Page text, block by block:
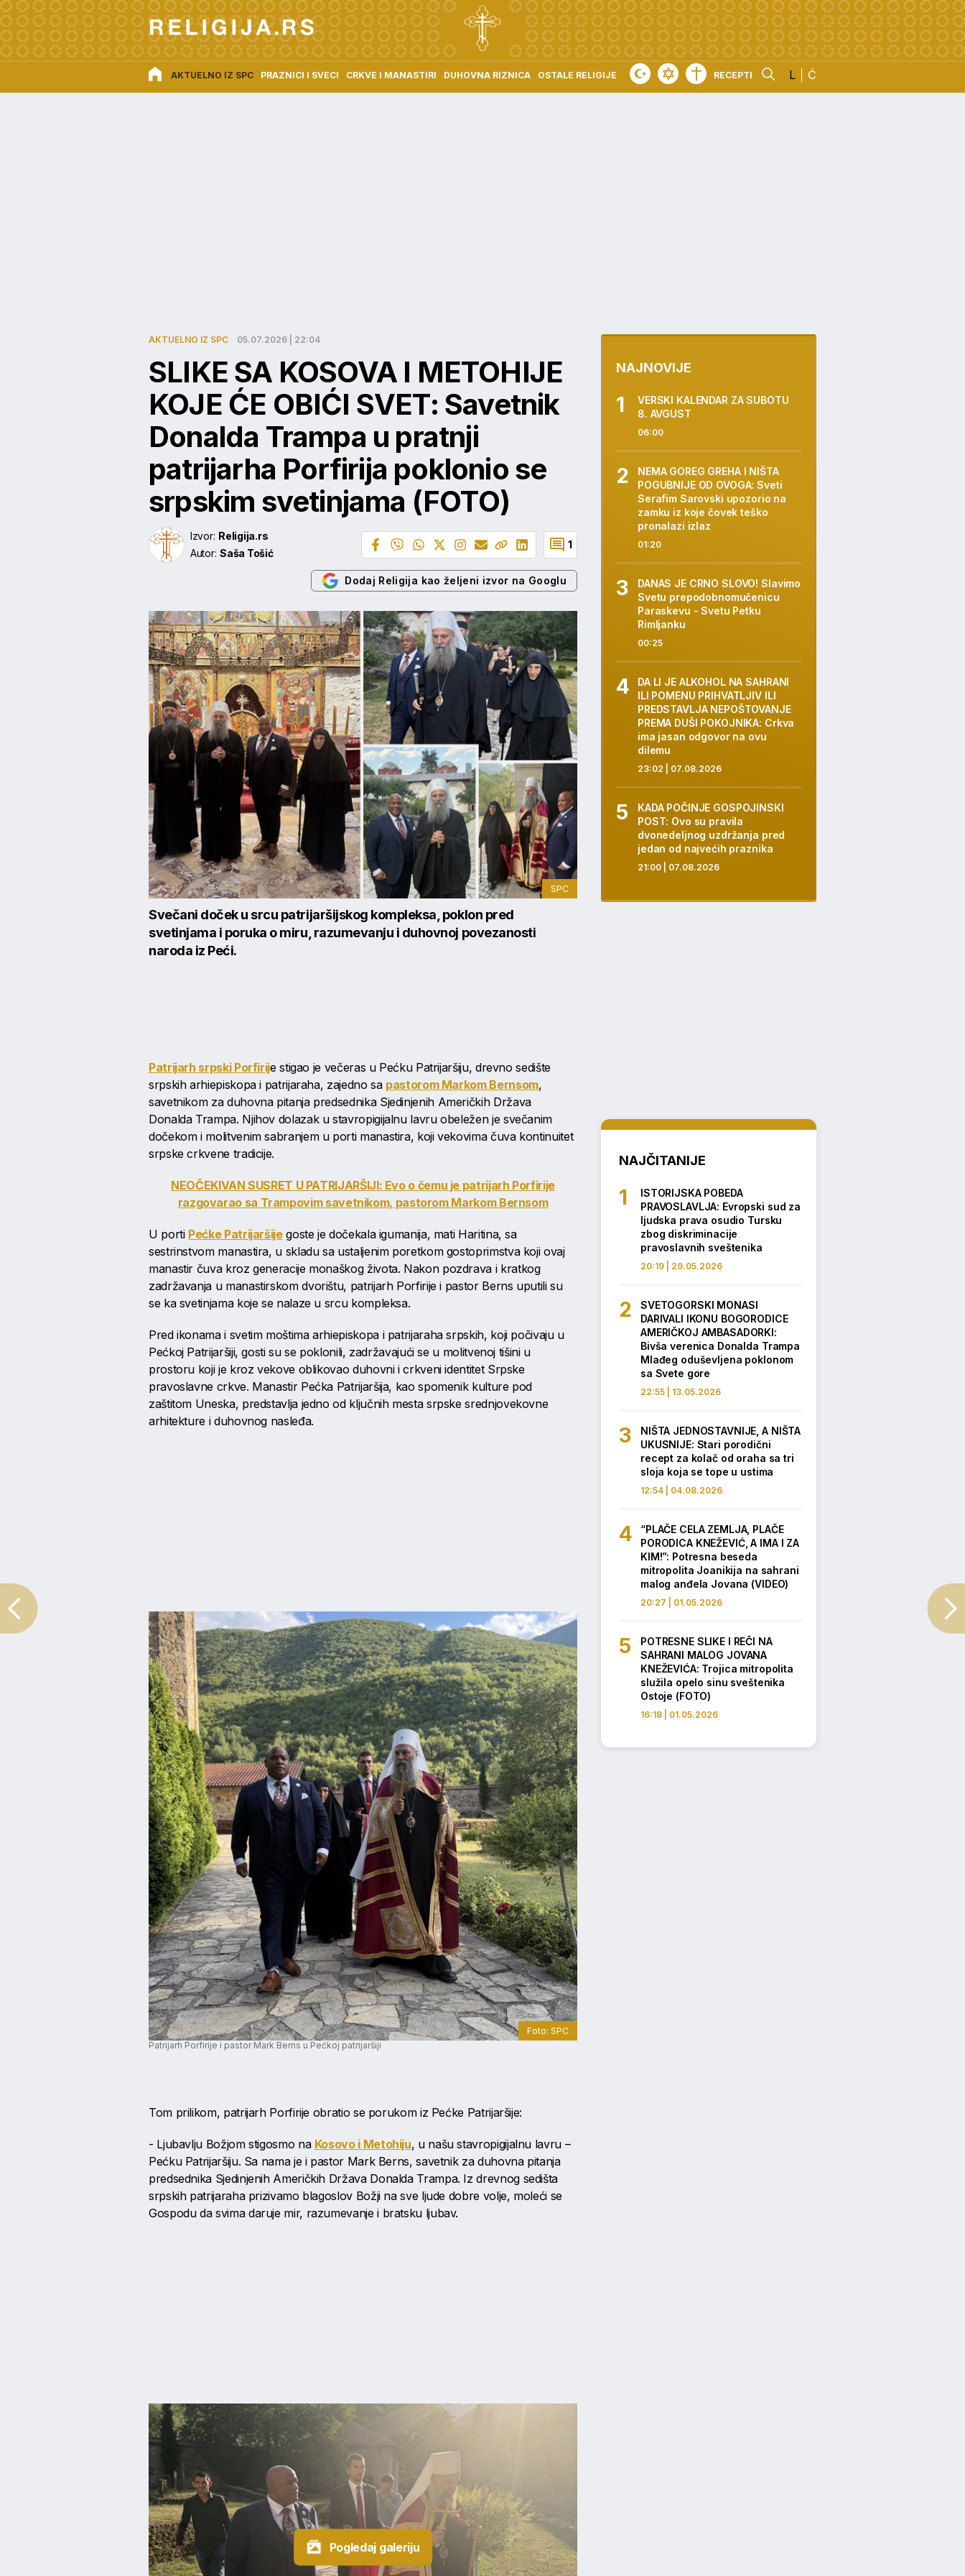
AKTUELNO IZ SPC PRAZNICI I SVECI CRKVE I MANASTIRI DUHOVNA RIZNICA OSTALE RELIGIJE RECEPTI L Ć
AKTUELNO IZ SPC 05.07.2026 | 22:04
SLIKE SA KOSOVA I METOHIJE
KOJE ĆE OBIĆI SVET: Savetnik
Donalda Trampa u pratnji
patrijarha Porfirija poklonio se
srpskim svetinjama (FOTO)
Izvor: Religija.rs
Autor: Saša Tošić
1
Dodaj Religija kao željeni izvor na Googlu
SPC
Svečani doček u srcu patrijaršijskog kompleksa, poklon pred
svetinjama i poruka o miru, razumevanju i duhovnoj povezanosti
naroda iz Peći.
Patrijarh srpski Porfirije stigao je večeras u Pećku Patrijaršiju, drevno sedište
srpskih arhiepiskopa i patrijaraha, zajedno sa pastorom Markom Bernsom,
savetnikom za duhovna pitanja predsednika Sjedinjenih Američkih Država
Donalda Trampa. Njihov dolazak u stavropigijalnu lavru obeležen je svečanim
dočekom i molitvenim sabranjem u porti manastira, koji vekovima čuva kontinuitet
srpske crkvene tradicije.
NEOČEKIVAN SUSRET U PATRIJARŠIJI: Evo o čemu je patrijarh Porfirije
razgovarao sa Trampovim savetnikom, pastorom Markom Bernsom
U porti Pećke Patrijaršijegoste je dočekala igumanija, mati Haritina, sa
sestrinstvom manastira, u skladu sa ustaljenim poretkom gostoprimstva koji ovaj
manastir čuva kroz generacije monaškog života. Nakon pozdrava i kratkog
zadržavanja u manastirskom dvorištu, patrijarh Porfirije i pastor Berns uputili su
se ka svetinjama koje se nalaze u srcu kompleksa.
Pred ikonama i svetim moštima arhiepiskopa i patrijaraha srpskih, koji počivaju u
Pećkoj Patrijaršiji, gosti su se poklonili, zadržavajući se u molitvenoj tišini u
prostoru koji je kroz vekove oblikovao duhovni i crkveni identitet Srpske
pravoslavne crkve. Manastir Pećka Patrijaršija, kao spomenik kulture pod
zaštitom Uneska, predstavlja jedno od ključnih mesta srpske srednjovekovne
arhitekture i duhovnog nasleđa.
Foto: SPC
Patrijarh Porfirije i pastor Mark Berns u Pećkoj patrijaršiji
Tom prilikom, patrijarh Porfirije obratio se porukom iz Pećke Patrijaršije:
- Ljubavlju Božjom stigosmo na Kosovo i Metohiju, u našu stavropigijalnu lavru –
Pećku Patrijaršiju. Sa nama je i pastor Mark Berns, savetnik za duhovna pitanja
predsednika Sjedinjenih Američkih Država Donalda Trampa. Iz drevnog sedišta
srpskih patrijaraha prizivamo blagoslov Božji na sve ljude dobre volje, moleći se
Gospodu da svima daruje mir, razumevanje i bratsku ljubav.
Pogledaj galeriju
NAJNOVIJE
06:00
VERSKI KALENDAR ZA SUBOTU
8. AVGUST
01:20
NEMA GOREG GREHA I NIŠTA
POGUBNIJE OD OVOGA: Sveti
Serafim Sarovski upozorio na
zamku iz koje čovek teško
pronalazi izlaz
00:25
DANAS JE CRNO SLOVO! Slavimo
Svetu prepodobnomučenicu
Paraskevu - Svetu Petku
Rimljanku
23:02 | 07.08.2026
DA LI JE ALKOHOL NA SAHRANI
ILI POMENU PRIHVATLJIV ILI
PREDSTAVLJA NEPOŠTOVANJE
PREMA DUŠI POKOJNIKA: Crkva
ima jasan odgovor na ovu
dilemu
21:00 | 07.08.2026
KADA POČINJE GOSPOJINSKI
POST: Ovo su pravila
dvonedeljnog uzdržanja pred
jedan od najvećih praznika
NAJČITANIJE
20:19 | 29.05.2026
ISTORIJSKA POBEDA
PRAVOSLAVLJA: Evropski sud za
ljudska prava osudio Tursku
zbog diskriminacije
pravoslavnih sveštenika
22:55 | 13.05.2026
SVETOGORSKI MONASI
DARIVALI IKONU BOGORODICE
AMERIČKOJ AMBASADORKI:
Bivša verenica Donalda Trampa
Mlađeg oduševljena poklonom
sa Svete gore
12:54 | 04.08.2026
NIŠTA JEDNOSTAVNIJE, A NIŠTA
UKUSNIJE: Stari porodični
recept za kolač od oraha sa tri
sloja koja se tope u ustima
20:27 | 01.05.2026
“PLAČE CELA ZEMLJA, PLAČE
PORODICA KNEŽEVIĆ, A IMA I ZA
KIM!”: Potresna beseda
mitropolita Joanikija na sahrani
malog anđela Jovana (VIDEO)
16:18 | 01.05.2026
POTRESNE SLIKE I REČI NA
SAHRANI MALOG JOVANA
KNEŽEVIĆA: Trojica mitropolita
služila opelo sinu sveštenika
Ostoje (FOTO)